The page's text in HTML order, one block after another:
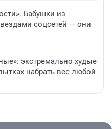
Бабушки из
соцсетей — они
экстремально худые
набрать вес любой